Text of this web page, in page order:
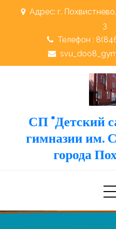
Адрес: г.
3
Телефон :
СП "Детский
гимназии им.
города